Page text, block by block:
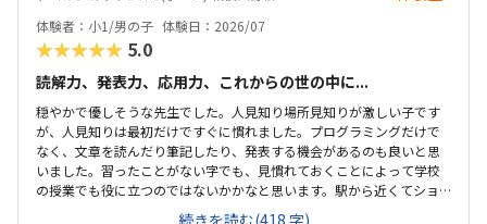
体験者：小1/男の子 体験日：2026/07
★★★★★ 5.0
読解力、発表力、応用力、これからの世の中に...
穏やかで優しそうな先生でした。人見知り場所見知りが激しい子です
が、人見知りは最初だけですぐに慣れました。プログラミングだけで
なく、文章を読んだり筆記したり、発表する機会があるのも良いと思
いました。習ったことがない字でも、見慣れておくことによって学校
の授業でも役に立つのではないかかなと思います。駅から近くてショ
ッピングモールの中にあるので便利です。車で来ても授業分の駐車券
続きを読む(418 字)